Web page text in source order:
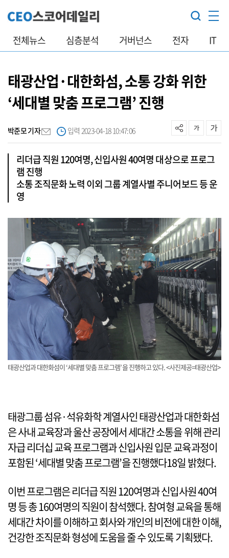
전체뉴스 심층분석 거버넌스 전자 IT
태광산업·대한화섬, 소통 강화 위한
‘세대별 맞춤 프로그램’ 진행
박준모 기자 입력 2023-04-18 10:47:06
리더급 직원 120여명, 신입사원 40여명 대상으로 프로그
램 진행
소통 조직문화 노력 이외 그룹 계열사별 주니어보드 등 운
영
태광산업과 대한화섬이 ‘세대별 맞춤 프로그램’을 진행하고 있다. <사진제공=태광산업>
태광그룹 섬유·석유화학 계열사인 태광산업과 대한화섬
은 사내 교육장과 울산 공장에서 세대간 소통을 위해 관리
자급 리더십 교육 프로그램과 신입사원 입문 교육과정이
포함된 ‘세대별 맞춤 프로그램’을 진행했다18일 밝혔다.
이번 프로그램은 리더급 직원 120여명과 신입사원 40여
명 등 총 160여명의 직원이 참석했다. 참여형 교육을 통해
세대간 차이를 이해하고 회사와 개인의 비전에 대한 이해,
건강한 조직문화 형성에 도움을 줄 수 있도록 기획됐다.